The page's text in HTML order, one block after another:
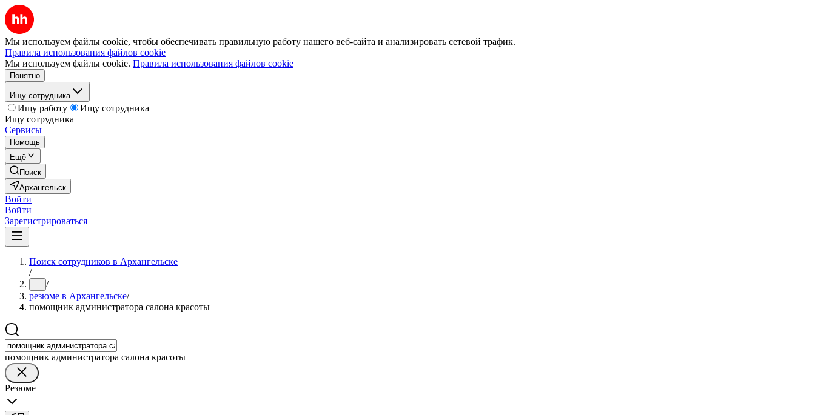
Мы используем файлы cookie, чтобы обеспечивать правильную работу нашего веб-сайта и анализировать сетевой трафик.
Правила использования файлов cookie
Мы используем файлы cookie. Правила использования файлов cookie
Понятно
Ищу сотрудника
Ищу работу
Ищу сотрудника
Ищу сотрудника
Сервисы
Помощь
Ещё
Поиск
Архангельск
Войти
Войти
Зарегистрироваться
Поиск сотрудников в Архангельске
/
... /
резюме в Архангельске/
помощник администратора салона красоты
помощник администратора салона красоты
Резюме